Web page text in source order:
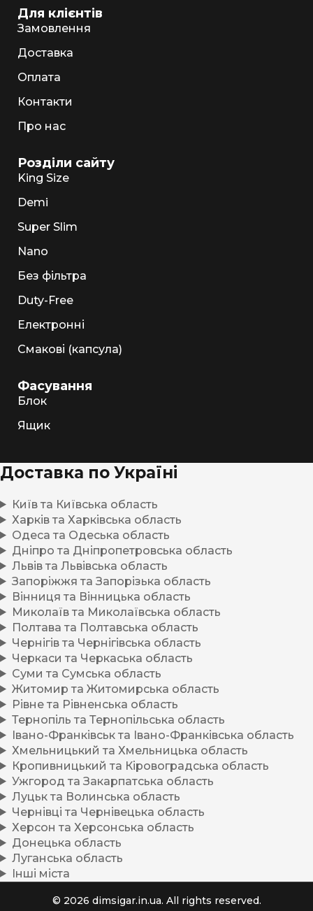
Для клієнтів
Замовлення
Доставка
Оплата
Контакти
Про нас
Розділи сайту
King Size
Demi
Super Slim
Nano
Без фільтра
Duty-Free
Електронні
Смакові (капсула)
Фасування
Блок
Ящик
Доставка по Україні
Київ та Київська область
Харків та Харківська область
Одеса та Одеська область
Дніпро та Дніпропетровська область
Львів та Львівська область
Запоріжжя та Запорізька область
Вінниця та Вінницька область
Миколаїв та Миколаївська область
Полтава та Полтавська область
Чернігів та Чернігівська область
Черкаси та Черкаська область
Суми та Сумська область
Житомир та Житомирська область
Рівне та Рівненська область
Тернопіль та Тернопільська область
Івано-Франківськ та Івано-Франківська область
Хмельницький та Хмельницька область
Кропивницький та Кіровоградська область
Ужгород та Закарпатська область
Луцьк та Волинська область
Чернівці та Чернівецька область
Херсон та Херсонська область
Донецька область
Луганська область
Інші міста
© 2026 dimsigar.in.ua. All rights reserved.